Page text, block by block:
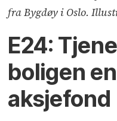
fra Bygdøy i Oslo.
E24:
boligen
aksjefond